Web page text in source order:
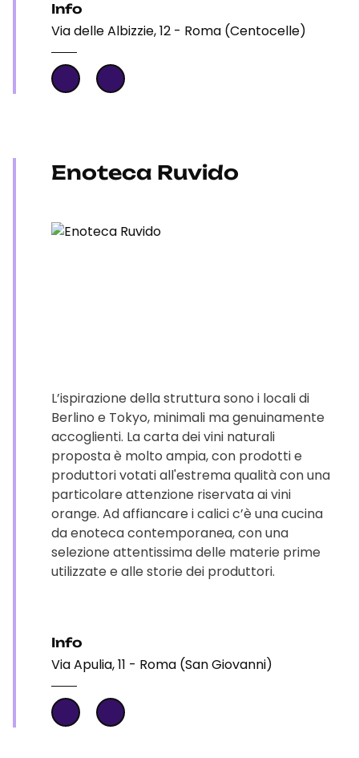
Info
Via delle Albizzie, 12 - Roma (Centocelle)
Enoteca Ruvido
L’ispirazione della struttura sono i locali di
Berlino e Tokyo, minimali ma genuinamente
accoglienti. La carta dei vini naturali
proposta è molto ampia, con prodotti e
produttori votati all'estrema qualità con una
particolare attenzione riservata ai vini
orange. Ad affiancare i calici c’è una cucina
da enoteca contemporanea, con una
selezione attentissima delle materie prime
utilizzate e alle storie dei produttori.
Info
Via Apulia, 11 - Roma (San Giovanni)